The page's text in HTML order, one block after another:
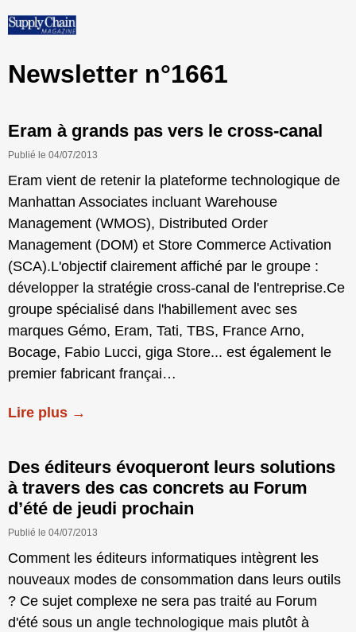
Newsletter n°1661
Eram à grands pas vers le cross-canal
Publié le 04/07/2013
Eram vient de retenir la plateforme technologique de
Manhattan Associates incluant Warehouse
Management (WMOS), Distributed Order
Management (DOM) et Store Commerce Activation
(SCA).L'objectif clairement affiché par le groupe :
développer la stratégie cross-canal de l'entreprise.Ce
groupe spécialisé dans l'habillement avec ses
marques Gémo, Eram, Tati, TBS, France Arno,
Bocage, Fabio Lucci, giga Store... est également le
premier fabricant françai…
Lire plus →
Des éditeurs évoqueront leurs solutions
à travers des cas concrets au Forum
d’été de jeudi prochain
Publié le 04/07/2013
Comment les éditeurs informatiques intègrent les
nouveaux modes de consommation dans leurs outils
? Ce sujet complexe ne sera pas traité au Forum
d'été sous un angle technologique mais plutôt à